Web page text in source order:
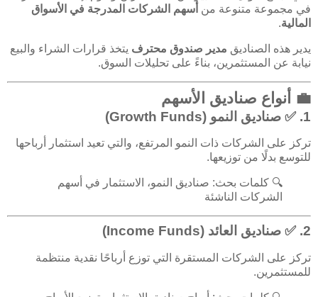
في مجموعة متنوعة من أسهم الشركات المدرجة في الأسواق
المالية.
يدير هذه الصناديق مدير صندوق محترف يتخذ قرارات الشراء والبيع
نيابة عن المستثمرين، بناءً على تحليلات السوق.
💼 أنواع صناديق الأسهم
1. ✅ صناديق النمو (Growth Funds)
تركز على الشركات ذات النمو المرتفع، والتي تعيد استثمار أرباحها
للتوسع بدلًا من توزيعها.
🔍 كلمات بحث: صناديق النمو، الاستثمار في أسهم
الشركات الناشئة
2. ✅ صناديق العائد (Income Funds)
تركز على الشركات المستقرة التي توزع أرباحًا نقدية منتظمة
للمستثمرين.